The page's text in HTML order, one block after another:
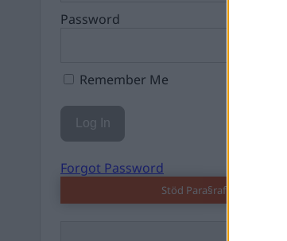
Password
Remember Me
Forgot Password
Stöd Para§raf –